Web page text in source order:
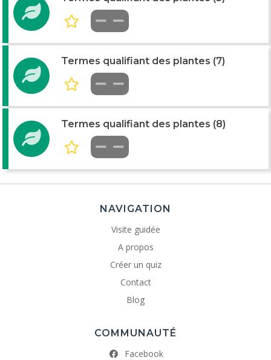
Termes qualifiant des plantes (7)
Termes qualifiant des plantes (8)
NAVIGATION
Visite guidée
A propos
Créer un quiz
Contact
Blog
COMMUNAUTÉ
Facebook